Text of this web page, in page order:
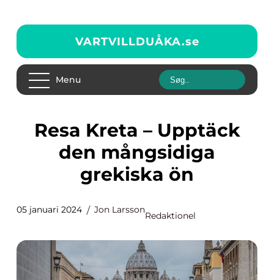
VARTVILLDUÅKA.se
Menu
Resa Kreta – Upptäck
den mångsidiga
grekiska ön
05 januari 2024 Jon Larsson
Redaktionel